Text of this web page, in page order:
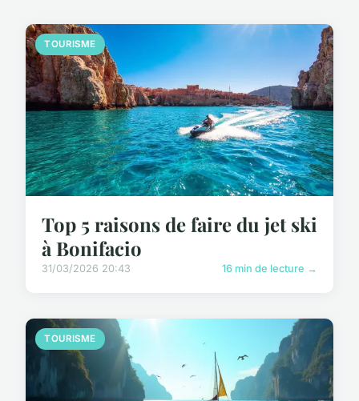
TOURISME
Top 5 raisons de faire du jet ski
à Bonifacio
31/03/2026 20:43 16 min de lecture →
TOURISME